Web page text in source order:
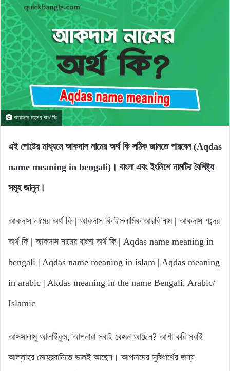
আকদাস নামের অর্থ কি
এই পোষ্টের মাধ্যমে আকদাস নামের অর্থ কি সঠিক জানতে পারবেন (Aqdas
name meaning in bengali)। বাংলা এবং ইংলিশে নামটির বৈশিষ্ট্য
সমূহ জানুন।
আকদাস নামের অর্থ কি | আকদাস কি ইসলামিক আরবি নাম | আকদাস শব্দের
অর্থ কি | আকদাস নামের বাংলা অর্থ কি | Aqdas name meaning in
bengali | Aqdas name meaning in islam | Aqdas meaning
in arabic | Akdas meaning in the name Bengali, Arabic/
Islamic
আসসালামু আলাইকুম, আপনারা সবাই কেমন আছেন? আশা করি সবাই
আল্লাহর মেহেরবানিতে ভালই আছেন। আপনাদের সুবিধার্থের জন্য